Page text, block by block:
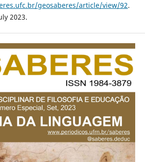
geosaberes/article/view/92.
2023.